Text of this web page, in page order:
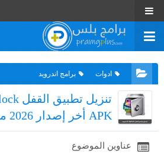
ادوات برامج اندرويد
APK أخر إصدار 2026 مجانا
عناوين الموضوع